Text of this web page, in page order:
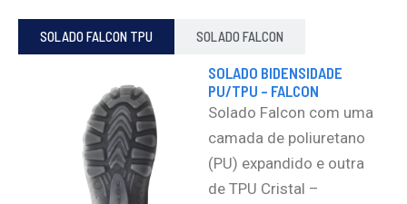
SOLADO FALCON TPU SOLADO FALCON
SOLADO BIDENSIDADE
PU/TPU – FALCON​
Solado Falcon com uma
camada de poliuretano
(PU) expandido e outra
de TPU Cristal –